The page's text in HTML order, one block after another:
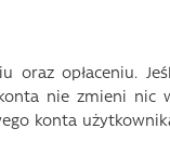
oraz opłaceniu.
nie zmieni nic
konta